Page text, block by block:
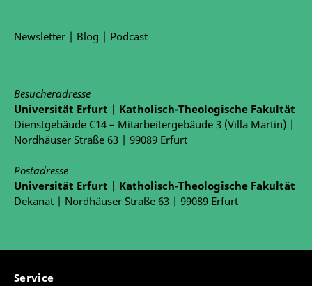
Newsletter | Blog | Podcast
Besucheradresse
Universität Erfurt | Katholisch-Theologische Fakultät
Dienstgebäude C14 – Mitarbeitergebäude 3 (Villa Martin) |
Nordhäuser Straße 63 | 99089 Erfurt
Postadresse
Universität Erfurt | Katholisch-Theologische Fakultät
Dekanat | Nordhäuser Straße 63 | 99089 Erfurt
Service